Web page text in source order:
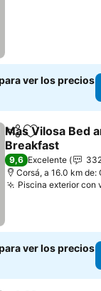
ver los precios
Compartir
Añadir a
Mas Vilosa Bed
Breakfast
9,6 Excelente
Corsá, a 16.0 km de:
Piscina exterior con
ver los precios